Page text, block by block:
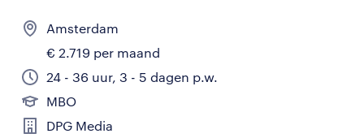
Amsterdam
€ 2.719 per maand
24 - 36 uur, 3 - 5 dagen p.w.
MBO
DPG Media